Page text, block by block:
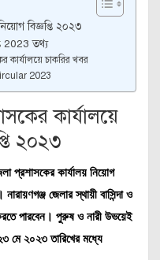
বিজ্ঞপ্তি ২০২৩
2023 তথ্য
কার্যালয়ে চাকরির খবর
2023
কার্যালয়ে
২০২৩
প্রশাসকের কার্যালয় নিয়োগ
জেলার স্থায়ী বাসিন্দা ও
পারবেন। পুরুষ ও নারী উভয়েই
মে ২০২৩ তারিখের মধ্যে